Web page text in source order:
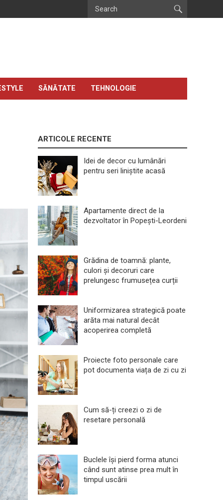
SĂNĂTATE TEHNOLOGIE
ARTICOLE RECENTE
Idei de decor cu lumânări
pentru seri liniștite acasă
Apartamente direct de la
dezvoltator în Popești-Leordeni
Grădina de toamnă: plante,
culori și decoruri care
prelungesc frumusețea curții
Uniformizarea strategică poate
arăta mai natural decât
acoperirea completă
Proiecte foto personale care
pot documenta viața de zi cu zi
Cum să-ți creezi o zi de
resetare personală
Buclele își pierd forma atunci
când sunt atinse prea mult în
timpul uscării